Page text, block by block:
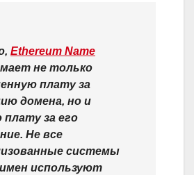
Ethereum Name
не только
плату за
домена, но и
за его
Не все
системы
используют